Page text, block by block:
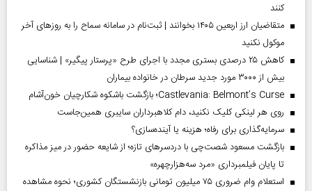
کنند
متقاضیان ارز اربعین ۱۴۰۵ بخوانند | ثبت‌نام در سامانه سماح را به روز‌های آخر
موکول نکنید
کاهش ۲۵ درصدی بستری مجدد با اجرای طرح «پرستار پیگیر» | شناسایی
بیش از ۳۰۰۰ مورد جدید سرطان در خانواده بیماران
Castlevania: Belmont’s Curse؛ بازگشت باشکوه شکارچیان خون‌آشام
روی هر لینکی کلیک نکنید، دام کلاهبرداران سایبری همین‌جاست
سرمایه‌گذاری برای رفاه؛ هزینه یا آینده‌سازی؟
بازگشت مسعود شصت‌چی با دردسر‌های تازه؛ از شایعه حضور در میز مذاکره
تا پایان فیلمبرداری «مرد سه‌هزارچهره»
استعلام وام ضروری ۷۵ میلیون تومانی بازنشستگان کشوری؛ نحوه مشاهده